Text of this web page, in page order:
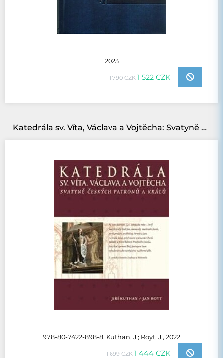
2023
1 790 CZK1 522 CZK
Katedrála sv. Víta, Václava a Vojtěcha: Svatyně českých patronů a králů
978-80-7422-898-8, Kuthan, J.; Royt, J., 2022
1 699 CZK1 444 CZK